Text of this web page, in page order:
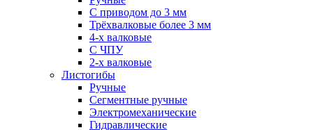
С приводом до 3 мм
Трёхвалковые более 3 мм
4-х валковые
С ЧПУ
2-х валковые
Листогибы
Ручные
Сегментные ручные
Электромеханические
Гидравлические